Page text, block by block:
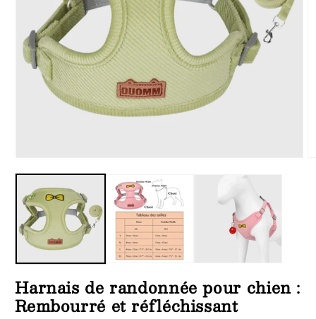
le
dans
une
fenêtre
modale
Harnais de randonnée pour chien :
Rembourré et réfléchissant